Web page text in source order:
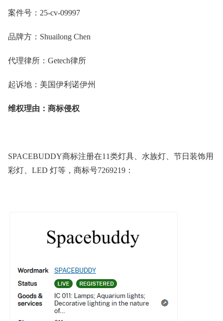
案件号：25-cv-09997
品牌方 ：Shuailong Chen
代理律所：Getech律所
起诉地 ：美国伊利诺伊州
维权理由：商标侵权
SPACEBUDDY商标注册在11类灯具 水族灯
节日装饰用
彩灯
LED 灯等 ，商标号7269219：